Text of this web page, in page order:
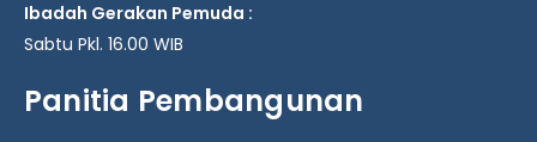
Ibadah Gerakan Pemuda :
Sabtu Pkl. 16.00 WIB
Panitia Pembangunan